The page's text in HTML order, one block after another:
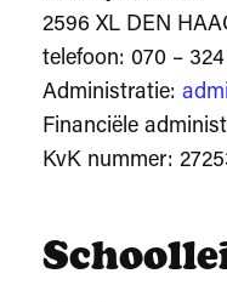
2596 XL DEN
telefoon: 070 –
Administratie:
Financiële
KvK nummer: